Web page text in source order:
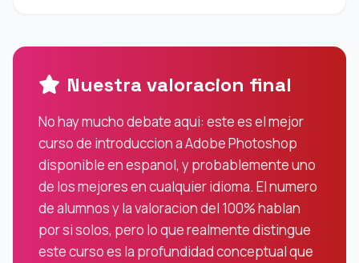
Nuestra valoracion final
No hay mucho debate aqui: este es el mejor
curso de introduccion a Adobe Photoshop
disponible en espanol, y probablemente uno
de los mejores en cualquier idioma. El numero
de alumnos y la valoracion del 100% hablan
por si solos, pero lo que realmente distingue
este curso es la profundidad conceptual que